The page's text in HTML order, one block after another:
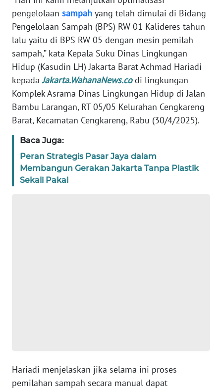
pengelolaan sampah yang telah dimulai di Bidang
Pengelolaan Sampah (BPS) RW 01 Kalideres tahun
lalu yaitu di BPS RW 05 dengan mesin pemilah
sampah,” kata Kepala Suku Dinas Lingkungan
Hidup (Kasudin LH) Jakarta Barat Achmad Hariadi
kepadaJakarta.WahanaNews.codi lingkungan
Komplek Asrama Dinas Lingkungan Hidup di Jalan
Bambu Larangan, RT 05/05 Kelurahan Cengkareng
Barat, Kecamatan Cengkareng, Rabu (30/4/2025).
Baca Juga:
Peran Strategis Pasar Jaya dalam
Membangun Gerakan Jakarta Tanpa Plastik
Sekali Pakai
Hariadi menjelaskan jika selama ini proses
pemilahan sampah secara manual dapat
WN
JAKARTA
WN
JABAR
WN
BANTEN
WN
WN
KEPRI
WN
JAMBI